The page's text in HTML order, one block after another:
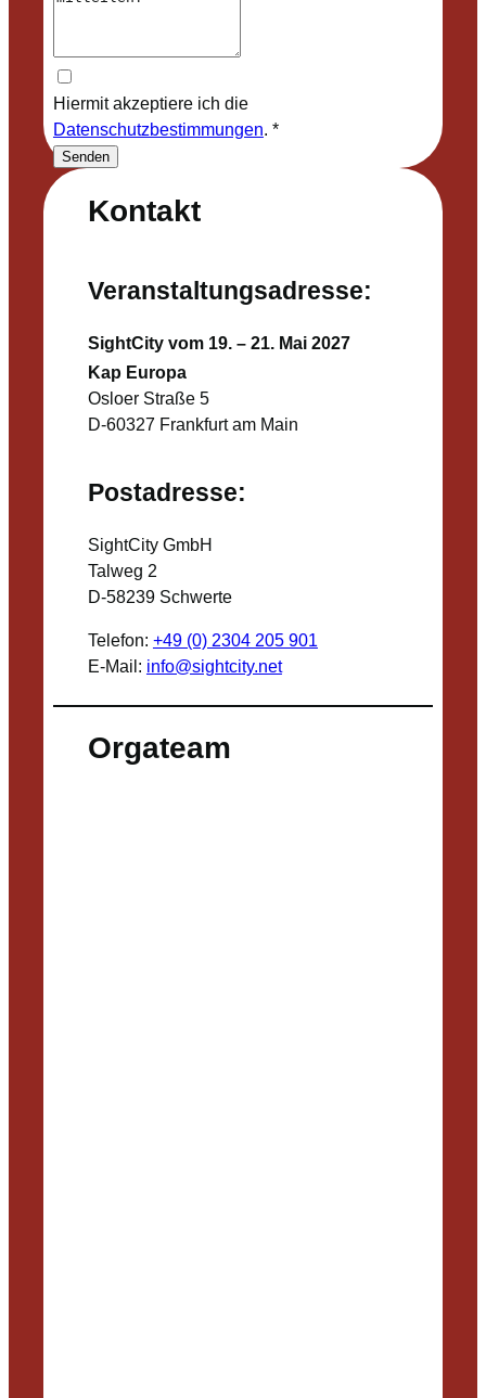
Kontakt
Veranstaltungsadresse:
SightCity vom 19. – 21. Mai 2027
Kap Europa
Osloer Straße 5
D-60327 Frankfurt am Main
Postadresse:
SightCity GmbH
Talweg 2
D-58239 Schwerte
Telefon: +49 (0) 2304 205 901
E-Mail: info@sightcity.net
Orgateam
Hiermit akzeptiere ich die
Datenschutzbestimmungen. *
Senden